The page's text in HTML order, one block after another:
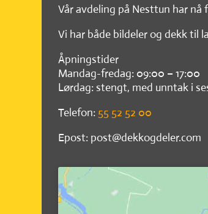
Vår avdeling på Nesttun har
Vi har både bildeler og dekk til
Åpningstider
Mandag-fredag: 09:00 – 17:00
Lørdag: stengt, med unntak i
Telefon: 55 52 52 00
Epost: post@dekkogdeler.com